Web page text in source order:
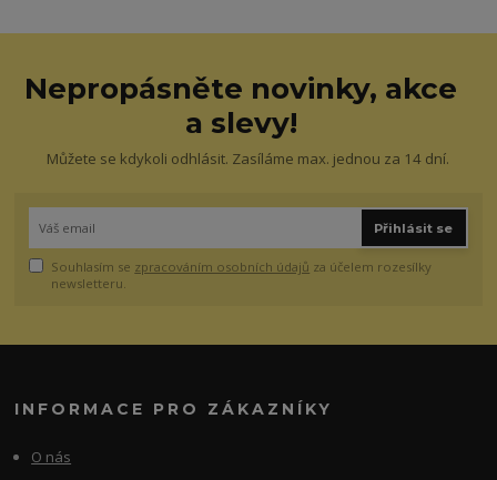
Nepropásněte novinky, akce
a slevy!
Můžete se kdykoli odhlásit. Zasíláme max. jednou za 14 dní.
Přihlásit se
Souhlasím se zpracováním osobních údajů za účelem rozesílky
newsletteru.
INFORMACE PRO ZÁKAZNÍKY
O nás